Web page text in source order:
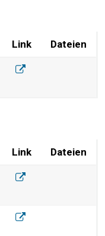
Link Dateien
Regionales
Link Dateien
Auslandaufenthalt
Verschiebung